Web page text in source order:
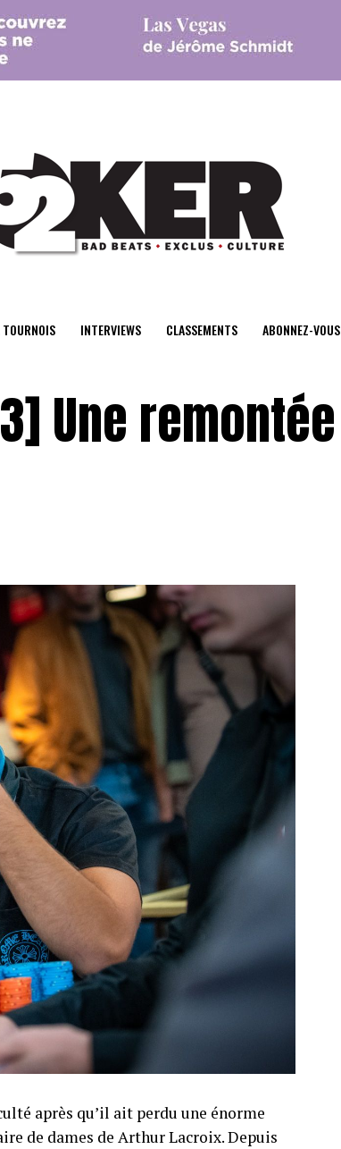
center>
TOURNOIS INTERVIEWS CLASSEMENTS ABONNEZ-VOUS
Une remontée
après qu’il ait perdu une énorme
de dames de Arthur Lacroix. Depuis